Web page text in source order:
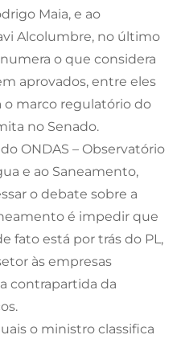
Maia, e ao
Alcolumbre, no último
o que considera
aprovados, entre eles
o marco regulatório do
no Senado.
ONDAS – Observatório
e ao Saneamento,
o debate sobre a
é impedir que
fato está por trás do PL,
às empresas
contrapartida da
o ministro classifica